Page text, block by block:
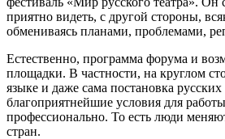
приятно видеть, с другой стороны,
обмениваясь планами, проблемами,
Естественно, программа форума и
площадки. В частности, на круглом
языке и даже сама постановка
благоприятнейшие условия для
профессионально. То есть люди
стран.